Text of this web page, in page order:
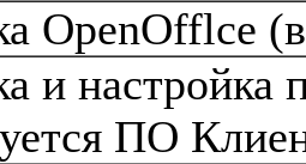
OpenOfflce
и
ПО